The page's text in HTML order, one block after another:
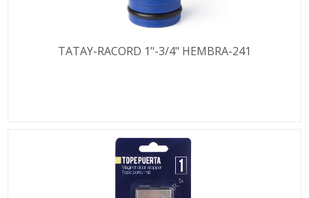
TATAY-RACORD 1"-3/4" HEMBRA-241